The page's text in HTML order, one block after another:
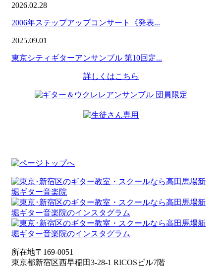
2026.02.28
2006年ステップアップコンサート《発表...
2025.09.01
東京シティギターアンサンブル 第10回定...
詳しくはこちら
所在地〒169-0051
東京都新宿区西早稲田3-28-1 RICOSビル7階